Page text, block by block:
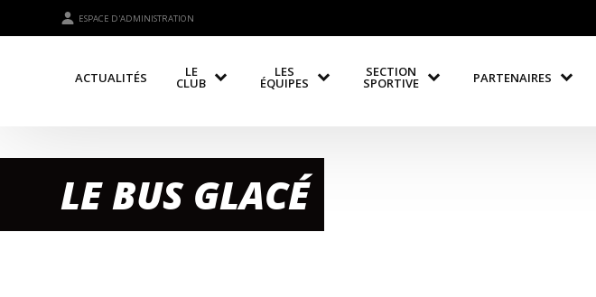
ESPACE D'ADMINISTRATION
ACTUALITÉS LE
CLUB
LES
ÉQUIPES
SECTION
SPORTIVE PARTENAIRES
LE BUS GLACÉ